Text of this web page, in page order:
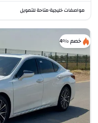
مواصفات خليجية•متاحة للتمويل
خصم %4